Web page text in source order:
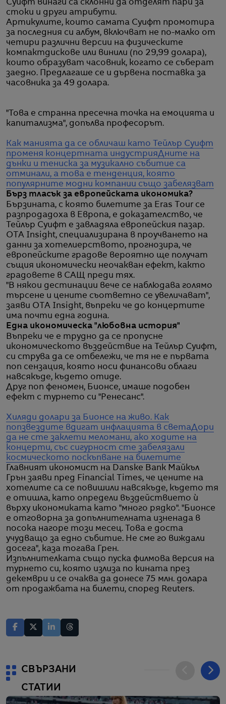
Суифт винаги са склонни да отделят пари за
стоки и други атрибути.
Артикулите, които самата Суифт промотира
за последния си албум, включват не по-малко от
четири различни версии на физическите
компактдискове или винили (по 29,99 долара),
които образуват часовник, когато се съберат
заедно. Предлагаше се и дървена поставка за
часовника за 49 долара.
"Това е странна пресечна точка на емоцията и
капитализма", допълва професорът.
Как манията да се обличаш като Тейлър Суифт
променя концертната индустрияДните на
дънки и тениска за музикално събитие са
отминали, а това е тенденция, която
популярните модни компании също забелязват
Бърз тласък за европейската икономика?
Бързината, с която билетите за Eras Tour се
разпродадоха в Европа, е доказателство, че
Тейлър Суифт е завладяла европейския пазар.
OTA Insight, специализирана в проучването на
данни за хотелиерството, прогнозира, че
европейските градове вероятно ще получат
същия икономически неочакван ефект, както
градовете в САЩ преди тях.
"В някои дестинации вече се наблюдава голямо
търсене и цените съответно се увеличават",
заяви OTA Insight, въпреки че до концертите
има почти една година.
Една икономическа "любовна история"
Въпреки че е трудно да се пропусне
икономическото въздействие на Тейлър Суифт,
си струва да се отбележи, че тя не е първата
поп сензация, която носи финансови облаги
навсякъде, където отиде.
Друг поп феномен, Бионсе, имаше подобен
ефект с турнето си "Ренесанс".
Хиляди долари за Бионсе на живо. Как
попзвездите вдигат инфлацията в светаДори
да не сте заклети меломани, ако ходите на
концерти, със сигурност сте забелязали
космическото поскъпване на билетите
Главният икономист на Danske Bank Майкъл
Грън заяви пред Financial Times, че цените на
хотелите са се повишили навсякъде, където тя
е отишла, като определи въздействието ѝ
върху икономиката като "много рядко". "Бионсе
е отговорна за допълнителната изненада в
посока нагоре този месец. Това е доста
учудващо за едно събитие. Не сме го виждали
досега", каза тогава Грен.
Изпълнителката също пуска филмова версия на
турнето си, която излиза по кината през
декември и се очаква да донесе 75 млн. долара
от продажбата на билети, според Reuters.
СВЪРЗАНИ
СТАТИИ